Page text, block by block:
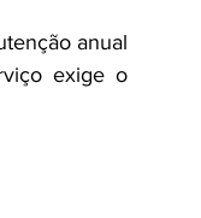
anual
exige o